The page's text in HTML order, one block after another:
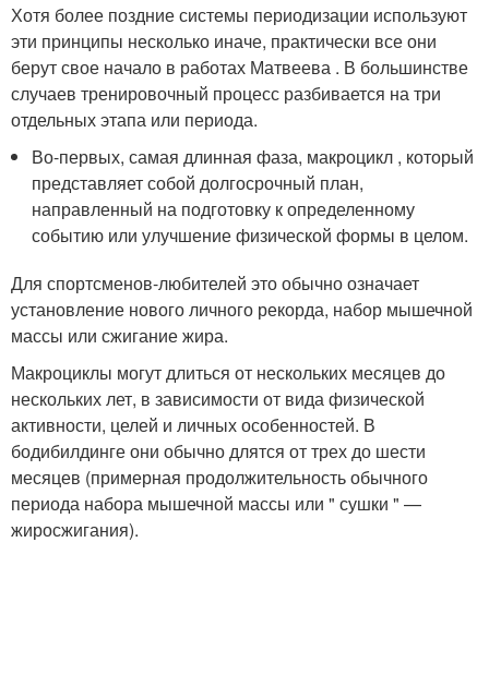
Хотя более поздние системы периодизации используют
эти принципы несколько иначе, практически все они
берут свое начало в работах Матвеева . В большинстве
случаев тренировочный процесс разбивается на три
отдельных этапа или периода.
Во-первых, самая длинная фаза, макроцикл , который
представляет собой долгосрочный план,
направленный на подготовку к определенному
событию или улучшение физической формы в целом.
Для спортсменов-любителей это обычно означает
установление нового личного рекорда, набор мышечной
массы или сжигание жира.
Макроциклы могут длиться от нескольких месяцев до
нескольких лет, в зависимости от вида физической
активности, целей и личных особенностей. В
бодибилдинге они обычно длятся от трех до шести
месяцев (примерная продолжительность обычного
периода набора мышечной массы или " сушки " —
жиросжигания).